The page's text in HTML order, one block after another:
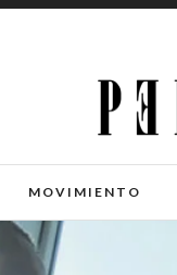
MOVIMIENTO